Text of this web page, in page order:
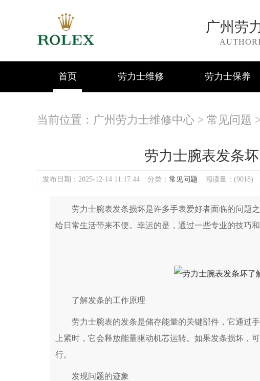
广州劳
首页 劳力士维修 劳力士保养
当前位置： 广州劳力士维修中心 > 常见问题
劳力士腕表发条
发布日期：2025-12-14 11:17:44 分类： 常见问题 阅读量：(9018)
劳力士腕表发条损坏是许多手表爱好者面临的问题之
给日常生活带来不便。幸运的是，通过一些专业的技巧
了解发条的工作原理
劳力士腕表的发条是储存能量的关键部件，它通过手
上紧时，它会释放能量驱动机芯运转。如果发条损坏，
行。
发现问题的迹象